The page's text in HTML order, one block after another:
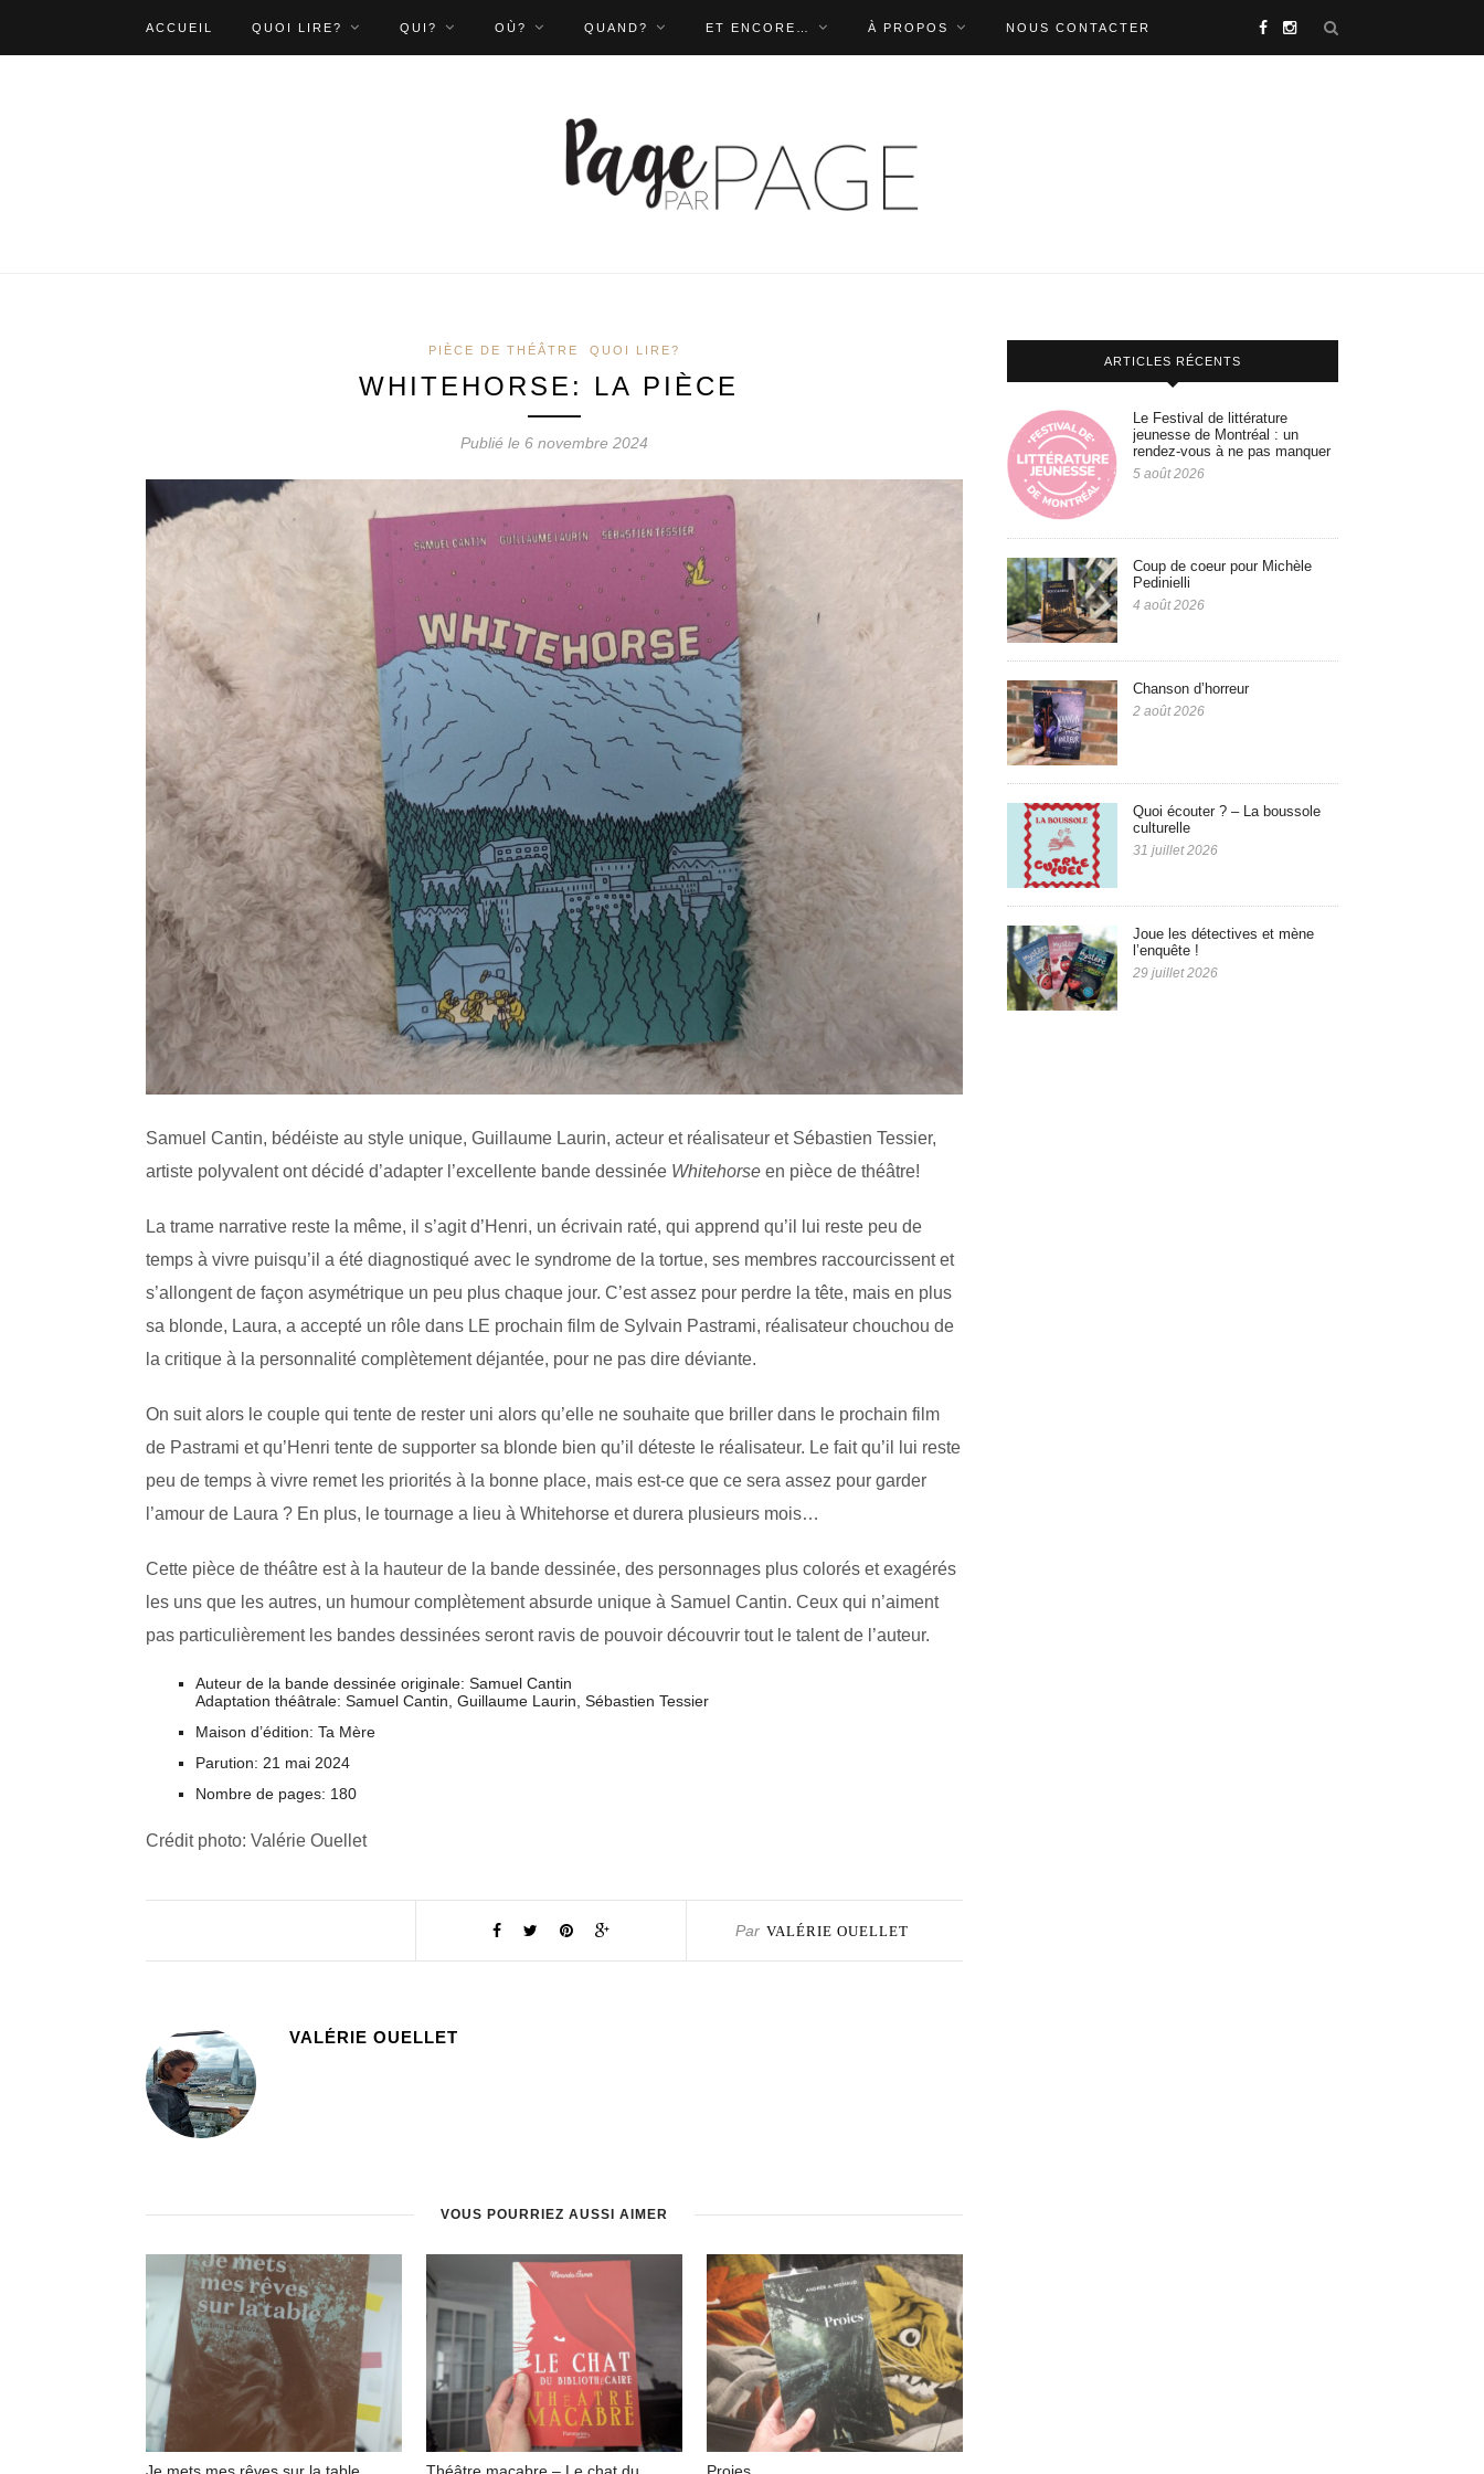
ACCUEIL QUOI LIRE? QUI? OÙ? QUAND? ET ENCORE… À PROPOS NOUS CONTACTER
PIÈCE DE THÉÂTRE QUOI LIRE?
WHITEHORSE: LA PIÈCE
Publié le 6 novembre 2024
Samuel Cantin, bédéiste au style unique, Guillaume Laurin, acteur et réalisateur et Sébastien Tessier,
artiste polyvalent ont décidé d’adapter l’excellente bande dessinée Whitehorse en pièce de théâtre!
La trame narrative reste la même, il s’agit d’Henri, un écrivain raté, qui apprend qu’il lui reste peu de
temps à vivre puisqu’il a été diagnostiqué avec le syndrome de la tortue, ses membres raccourcissent et
s’allongent de façon asymétrique un peu plus chaque jour. C’est assez pour perdre la tête, mais en plus
sa blonde, Laura, a accepté un rôle dans LE prochain film de Sylvain Pastrami, réalisateur chouchou de
la critique à la personnalité complètement déjantée, pour ne pas dire déviante.
On suit alors le couple qui tente de rester uni alors qu’elle ne souhaite que briller dans le prochain film
de Pastrami et qu’Henri tente de supporter sa blonde bien qu’il déteste le réalisateur. Le fait qu’il lui reste
peu de temps à vivre remet les priorités à la bonne place, mais est-ce que ce sera assez pour garder
l’amour de Laura ? En plus, le tournage a lieu à Whitehorse et durera plusieurs mois…
Cette pièce de théâtre est à la hauteur de la bande dessinée, des personnages plus colorés et exagérés
les uns que les autres, un humour complètement absurde unique à Samuel Cantin. Ceux qui n’aiment
pas particulièrement les bandes dessinées seront ravis de pouvoir découvrir tout le talent de l’auteur.
Auteur de la bande dessinée originale: Samuel Cantin
Adaptation théâtrale: Samuel Cantin, Guillaume Laurin, Sébastien Tessier
Maison d’édition: Ta Mère
Parution: 21 mai 2024
Nombre de pages: 180
Crédit photo: Valérie Ouellet
Par VALÉRIE OUELLET
VALÉRIE OUELLET
VOUS POURRIEZ AUSSI AIMER
ARTICLES RÉCENTS
Le Festival de littérature
jeunesse de Montréal : un
rendez-vous à ne pas manquer
5 août 2026
Coup de coeur pour Michèle
Pedinielli
4 août 2026
Chanson d’horreur
2 août 2026
Quoi écouter ? – La boussole
culturelle
31 juillet 2026
Joue les détectives et mène
l’enquête !
29 juillet 2026